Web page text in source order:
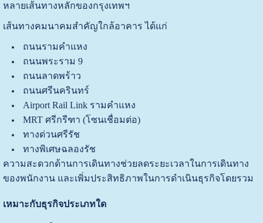
หลายเส้นทางหลักของกรุงเทพฯ
เส้นทางคมนาคมสำคัญใกล้อาคาร ได้แก่
ถนนรามคำแหง
ถนนพระราม 9
ถนนลาดพร้าว
ถนนศรีนครินทร์
Airport Rail Link รามคำแหง
MRT ศรีกรีฑา (โซนเชื่อมต่อ)
ทางด่วนศรีรัช
ทางพิเศษฉลองรัช
ความสะดวกด้านการเดินทางช่วยลดระยะเวลาในการเดินทาง
ของพนักงาน และเพิ่มประสิทธิภาพในการดำเนินธุรกิจโดยรวม
เหมาะกับธุรกิจประเภทใด